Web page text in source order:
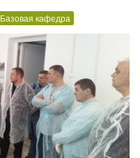
Базовая кафедра